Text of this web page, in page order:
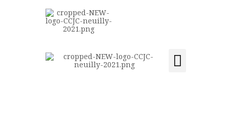
Centre Communautaire et culturel de Neuilly-sur-Seine